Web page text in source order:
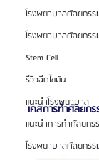
โรงพยาบาลศัลยกรร
โรงพยาบาลศัลยกรร
Stem Cell
รีวิวฉีดไขมัน
แนะนำโรงพยาบาล
แนะนำการทำศัลยกร
โรงพยาบาลศัลยกรร
เคสการทำศัลยก